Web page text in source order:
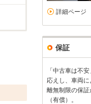
詳細ページ
保証
「中古車は不
応えし、車両
離無制限の保
（有償）。